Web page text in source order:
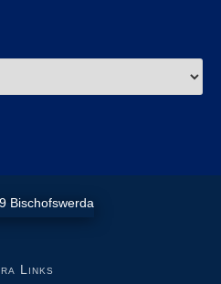
Links